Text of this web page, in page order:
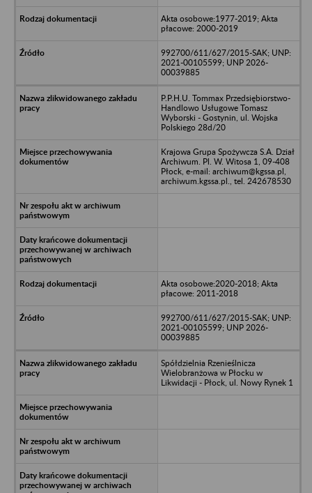
Akta osobowe:1977-2019; Akta
płacowe: 2000-2019
992700/611/627/2015-SAK; UNP:
2021-00105599; UNP 2026-
00039885
P.P.H.U. Tommax Przedsiębiorstwo-
Handlowo Usługowe Tomasz
Wyborski - Gostynin, ul. Wojska
Polskiego 28d/20
Krajowa Grupa Spożywcza S.A. Dział
Archiwum. Pl. W. Witosa 1, 09-408
Płock, e-mail: archiwum@kgssa.pl,
archiwum.kgssa.pl., tel. 242678530
Akta osobowe:2020-2018; Akta
płacowe: 2011-2018
992700/611/627/2015-SAK; UNP:
2021-00105599; UNP 2026-
00039885
Spółdzielnia Rzenieślnicza
Wielobranżowa w Płocku w
Likwidacji - Płock, ul. Nowy Rynek 1